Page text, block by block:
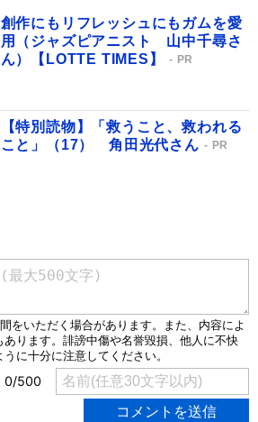
創作にもリフレッシュにもガムを愛
用（ジャズピアニスト 山中千尋さ
ん）【LOTTE TIMES】
PR
【特別読物】「救うこと、救われる
こと」（17） 角田光代さん
PR